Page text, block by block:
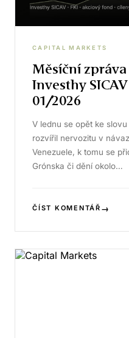
CAPITAL MARKETS
Měsíční
Investhy
01/2026
V lednu se opět ke
rozvířil nervozitu v
Venezuele, k tomu se
Grónska či dění okolo…
ČÍST KOMENTÁŘ →